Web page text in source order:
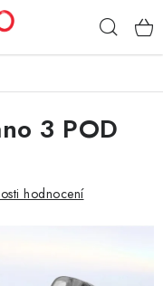
3 POD
hodnocení